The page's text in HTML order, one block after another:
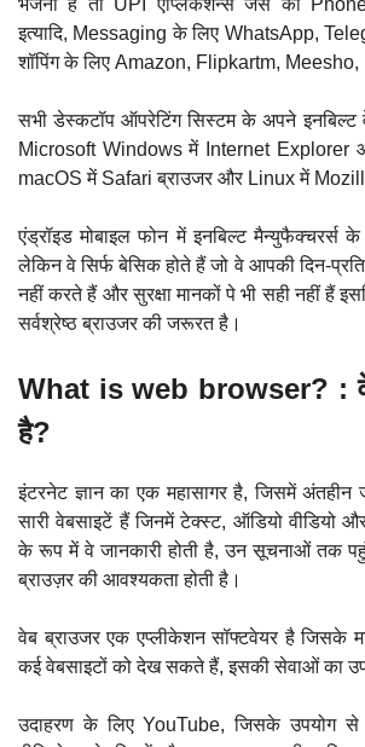
भेजना है तो UPI ऍप्लिकेशन्स जैसे की
इत्यादि, Messaging के लिए WhatsApp,
शॉपिंग के लिए Amazon, Flipkartm, Meesho,
सभी डेस्कटॉप ऑपरेटिंग सिस्टम के अपने इनबिल्ट
Microsoft Windows में Internet Explorer
macOS में Safari ब्राउजर और Linux में
एंड्रॉइड मोबाइल फोन में इनबिल्ट मैन्युफैक्चरर्स
लेकिन वे सिर्फ बेसिक होते हैं जो वे आपकी दिन-
नहीं करते हैं और सुरक्षा मानकों पे भी सही नहीं हैं
सर्वश्रेष्ठ ब्राउजर की जरूरत है।
What is web browser? :
है?
इंटरनेट ज्ञान का एक महासागर है, जिसमें अंतहीन
सारी वेबसाइटें हैं जिनमें टेक्स्ट, ऑडियो वीडियो
के रूप में वे जानकारी होती है, उन सूचनाओं तक
ब्राउज़र की आवश्यकता होती है।
वेब ब्राउजर एक एप्लीकेशन सॉफ्टवेयर है जिसके
कई वेबसाइटों को देख सकते हैं, इसकी सेवाओं का
उदाहरण के लिए YouTube, जिसके उपयोग से